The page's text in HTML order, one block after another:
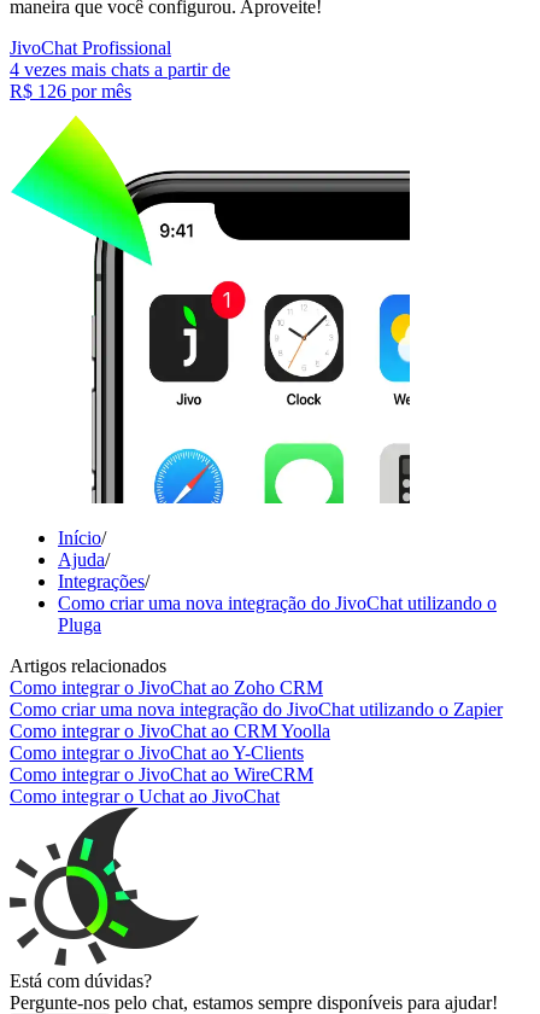
maneira que você configurou. Aproveite!
JivoChat Profissional
4 vezes mais chats a partir de
R$ 126 por mês
Início/
Ajuda/
Integrações/
Como criar uma nova integração do JivoChat utilizando o
Pluga
Artigos relacionados
Como integrar o JivoChat ao Zoho CRM
Como criar uma nova integração do JivoChat utilizando o Zapier
Como integrar o JivoChat ao CRM Yoolla
Como integrar o JivoChat ao Y-Clients
Como integrar o JivoChat ao WireCRM
Como integrar o Uchat ao JivoChat
Está com dúvidas?
Pergunte-nos pelo chat, estamos sempre disponíveis para ajudar!